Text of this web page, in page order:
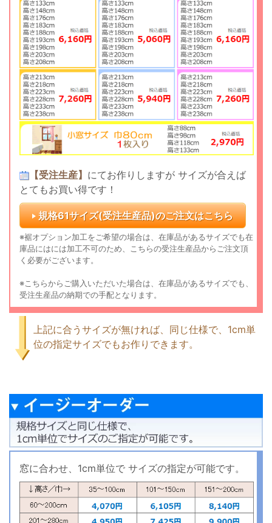
【受注生産】 にてお作りしますが サイズが合えば
とてもお買い得です！
規格61サイズ(受注生産品)のご注文はこちら
※裾オプション加工をご希望の場合は、在庫品があるサイズでも在
庫品にはには加工不可のため、こちらの受注生産品からご注文頂
く必要がございます。
※こちらからご購入いただいた場合は、在庫品があるサイズでも、
受注生産品の納期での手配となります。
上記に合うサイズが無ければ、同じ仕様で、1cm単
位の指定サイズでもお作りできます。
窓に合わせ、1cm単位で サイズの指定が可能です。